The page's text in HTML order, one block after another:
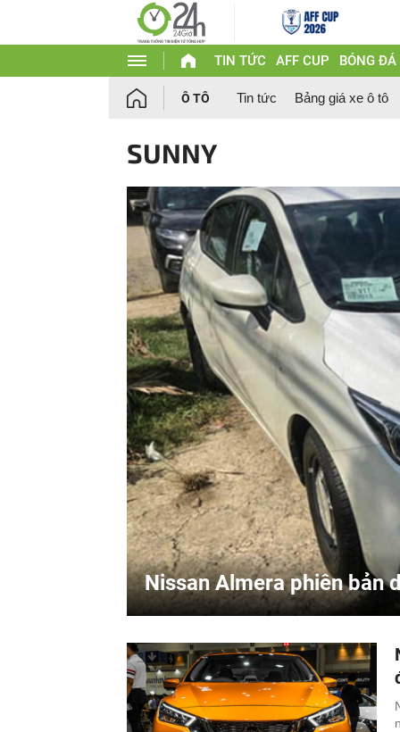
TIN TỨC AFF CUP BÓNG ĐÁ
Ô TÔ Tin tức Bảng giá xe ô tô
SUNNY
Nissan Almera phiên bản